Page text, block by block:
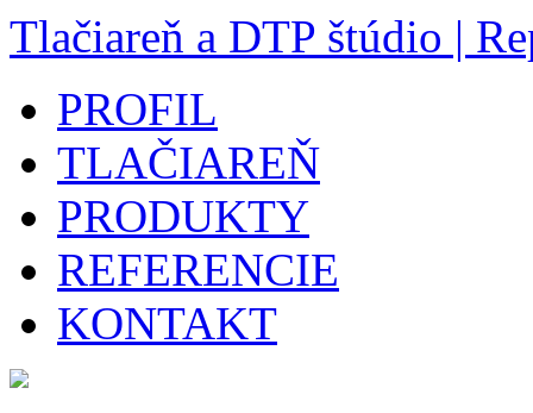
Tlačiareň a DTP štúdio |
PROFIL
TLAČIAREŇ
PRODUKTY
REFERENCIE
KONTAKT